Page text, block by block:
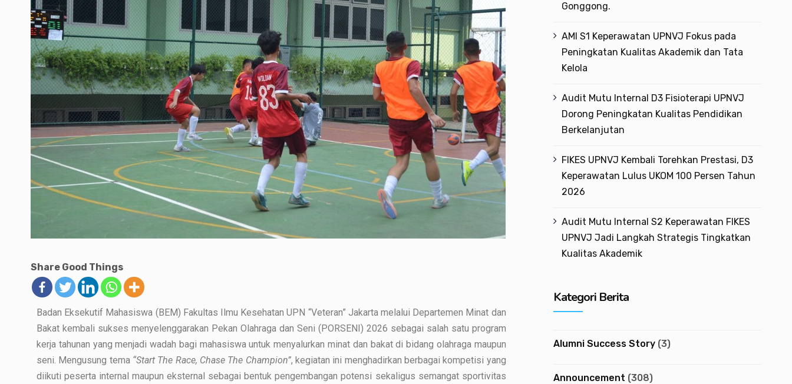
Share Good Things
Badan Eksekutif Mahasiswa (BEM) Fakultas Ilmu Kesehatan UPN “Veteran” Jakarta melalui Departemen Minat dan
Bakat kembali sukses menyelenggarakan Pekan Olahraga dan Seni (PORSENI) 2026 sebagai salah satu program
kerja tahunan yang menjadi wadah bagi mahasiswa untuk menyalurkan minat dan bakat di bidang olahraga maupun
seni. Mengusung tema“Start The Race, Chase The Champion”, kegiatan ini menghadirkan berbagai kompetisi yang
diikuti peserta internal maupun eksternal sebagai bentuk pengembangan potensi sekaligus semangat sportivitas
Gonggong.
AMI S1 Keperawatan UPNVJ Fokus pada
Peningkatan Kualitas Akademik dan Tata
Kelola
Audit Mutu Internal D3 Fisioterapi UPNVJ
Dorong Peningkatan Kualitas Pendidikan
Berkelanjutan
FIKES UPNVJ Kembali Torehkan Prestasi, D3
Keperawatan Lulus UKOM 100 Persen Tahun
2026
Audit Mutu Internal S2 Keperawatan FIKES
UPNVJ Jadi Langkah Strategis Tingkatkan
Kualitas Akademik
Kategori Berita
Alumni Success Story(3)
Announcement (308)